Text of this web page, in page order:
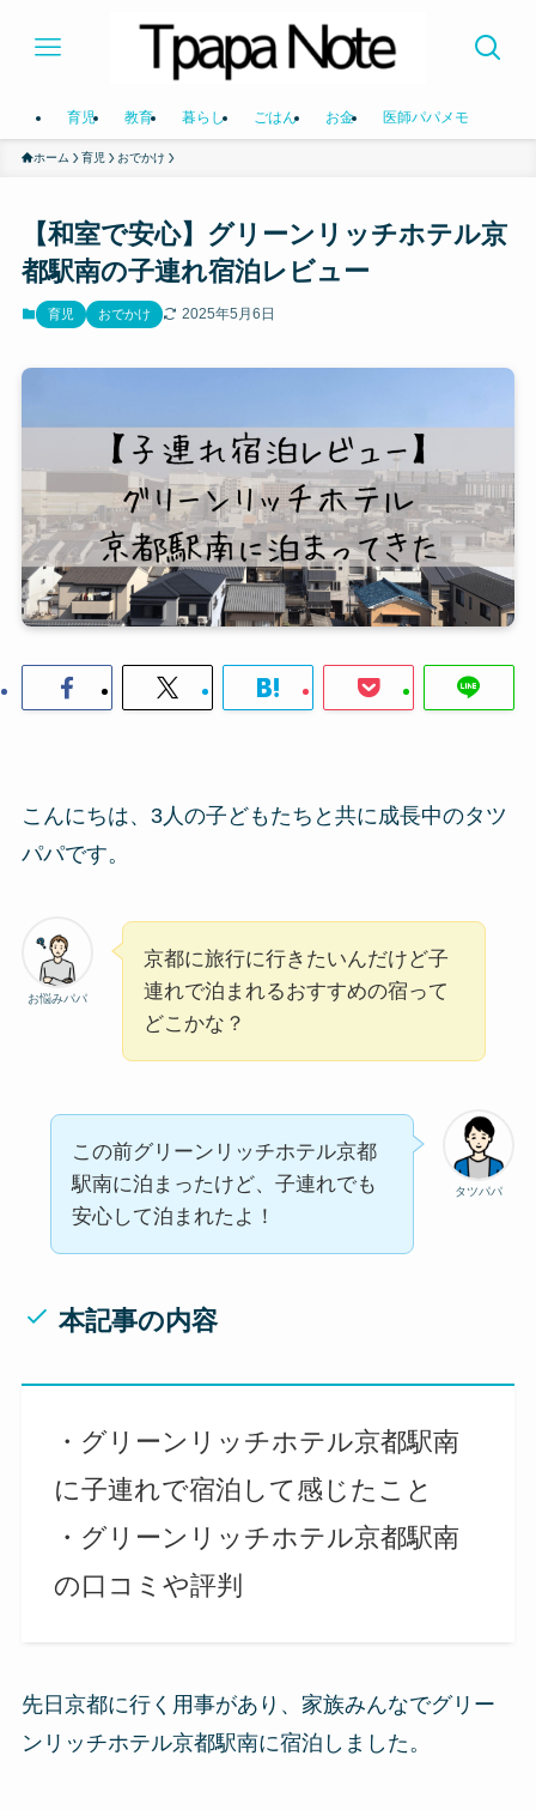
育児 教育 暮らし ごはん お金 医師パパメモ
ホーム 育児 おでかけ
【和室で安心】グリーンリッチホテル京
都駅南の子連れ宿泊レビュー
育児 おでかけ 2025年5月6日
こんにちは、3人の子どもたちと共に成長中のタツ
パパです。
お悩みパパ
京都に旅行に行きたいんだけど子
連れで泊まれるおすすめの宿って
どこかな？
タツパパ
この前グリーンリッチホテル京都
駅南に泊まったけど、子連れでも
安心して泊まれたよ！
本記事の内容
・グリーンリッチホテル京都駅南
に子連れで宿泊して感じたこと
・グリーンリッチホテル京都駅南
の口コミや評判
先日京都に行く用事があり、家族みんなでグリー
ンリッチホテル京都駅南に宿泊しました。